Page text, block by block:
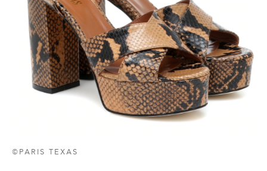
©PARIS TEXAS